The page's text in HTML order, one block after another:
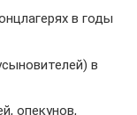
в годы
в
опекунов,